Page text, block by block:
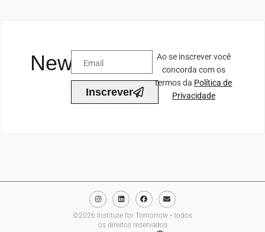
Newsletter
Inscrever
Ao se inscrever você
concorda com os
termos da Política de
Privacidade
©2026 Institute for Tomorrow • todos
os direitos reservados